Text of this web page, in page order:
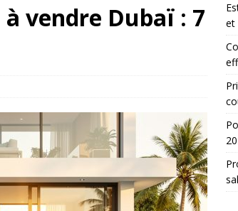
vendre Dubaï : 7
et